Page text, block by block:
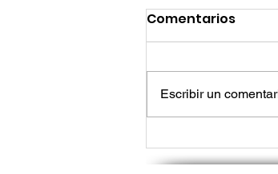
Comentarios
Escribir un